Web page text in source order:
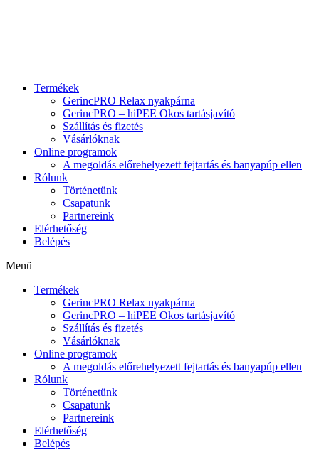
Termékek
GerincPRO Relax nyakpárna
GerincPRO – hiPEE Okos tartásjavító
Szállítás és fizetés
Vásárlóknak
Online programok
A megoldás előrehelyezett fejtartás és banyapúp ellen
Rólunk
Történetünk
Csapatunk
Partnereink
Elérhetőség
Belépés
Menü
Termékek
GerincPRO Relax nyakpárna
GerincPRO – hiPEE Okos tartásjavító
Szállítás és fizetés
Vásárlóknak
Online programok
A megoldás előrehelyezett fejtartás és banyapúp ellen
Rólunk
Történetünk
Csapatunk
Partnereink
Elérhetőség
Belépés